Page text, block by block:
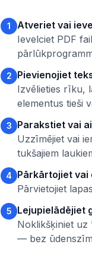
1
Atveriet vai
Ievelciet PDF
2
Pievienojiet
Izvēlieties rīku,
elementus tieši
3
Parakstiet vai
Uzzīmējiet vai
tukšajiem
4
Pārkārtojiet vai
Pārvietojiet
5
Lejupielādējiet
Noklikšķiniet uz
— bez